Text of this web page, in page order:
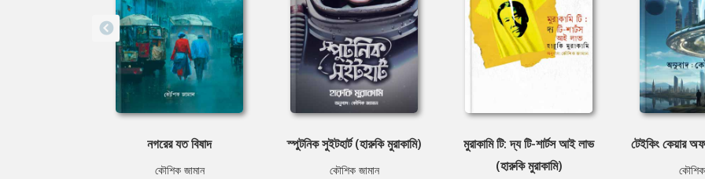
নগরের যত বিষাদ
কৌশিক জামান
স্পুটনিক সুইটহার্ট (হারুকি মুরাকামি)
কৌশিক জামান
মুরাকামি টি: দ্য টি-শার্টস আই লাভ
(হারুকি মুরাকামি)
টেইকিং কেয়ার